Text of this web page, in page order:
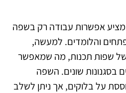
מציע אפשרות עבודה רק בשפה
והלומדים. למעשה,
של שפות תכנות, מה שמאפשר
בסגנונות שונים. השפה
על בלוקים, אך ניתן לשלב